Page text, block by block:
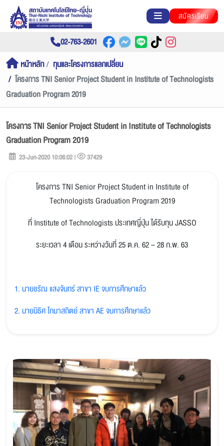
สมัครเรียน
02-763-2601
หน้าหลัก
ทุนและโครงการแลกเปลี่ยน
โครงการ TNI Senior Project Student in Institute of Technologists
Graduation Program 2019
โครงการ TNI Senior Project Student in Institute of Technologists
Graduation Program 2019
23-Jun-2020 10:06:02 | 37429
โครงการ TNI Senior Project Student in Institute of
Technologists Graduation Program 2019
ที่ Institute of Technologists ประเทศญี่ปุ่น ได้รับทุน JASSO
ระยะเวลา 4 เดือน ระหว่างวันที่ 25 ต.ค. 62 – 28 ก.พ. 63
1. นายชรัณ แสงจันทร์ สาขา IE จบการศึกษาแล้ว
2. นายนิธิศ โกมาสถิตย์ สาขา AE จบการศึกษาแล้ว